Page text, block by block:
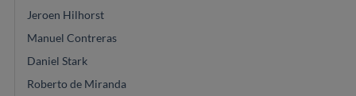
Jeroen Hilhorst
Manuel Contreras
Daniel Stark
Roberto de Miranda